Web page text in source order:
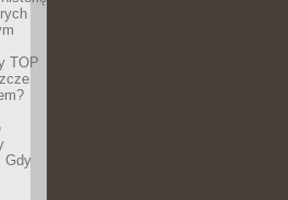
TOP
Gdy